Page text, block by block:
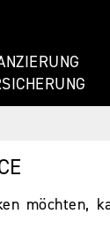
möchten,